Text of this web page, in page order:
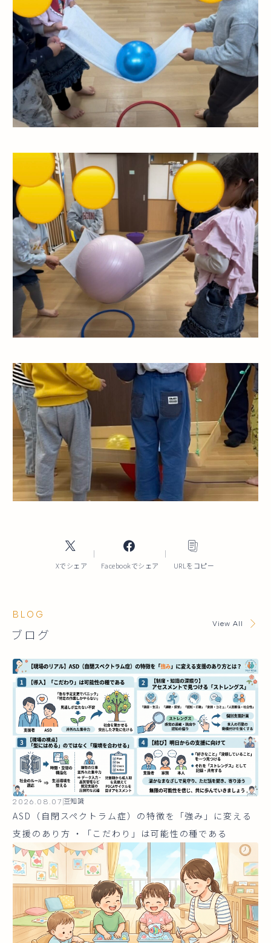
Xでシェア Facebookでシェア URLをコピー
BLOG
ブログ
View All
2026.08.07 豆知識
ASD（自閉スペクトラム症）の特徴を「強み」に変える
支援のあり方 ・「こだわり」は可能性の種である